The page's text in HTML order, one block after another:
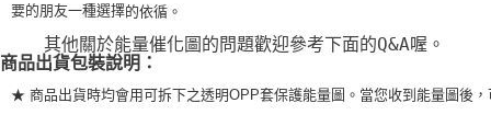
要的朋友一種選擇的依循。
    其他關於能量催化圖的問題歡迎參考下面的Q&A喔。
商品出貨包裝說明：
★ 商品出貨時均會用可拆下之透明OPP套保護能量圖。當您收到能量圖後，